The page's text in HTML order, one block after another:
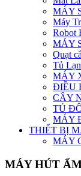
MÁY
Máy
Robot
MÁY
Quạt
Tủ
MÁY
ĐIỀU
CÂY
TỦ
MÁY
THIẾT BỊ
MÁY
MÁY HÚT